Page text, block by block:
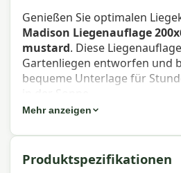
Genießen Sie optimalen
Madison Liegenauflage
mustard. Diese
Gartenliegen entworfen und
bequeme Unterlage für
in der Sonne.
mustard
Mehr anzeigen
Produktspezifikationen